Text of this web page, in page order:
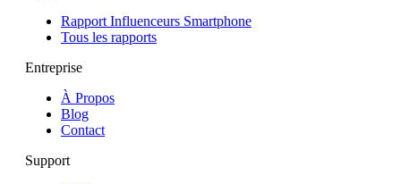
Rapport Influenceurs Smartphone
Tous les rapports
Entreprise
À Propos
Blog
Contact
Support